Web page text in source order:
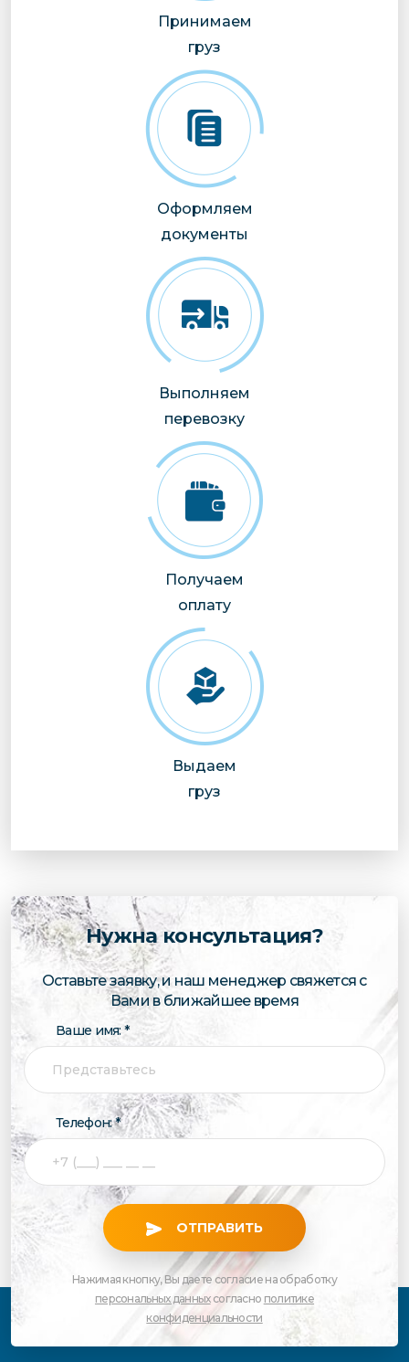
Принимаем
груз
Оформляем
документы
Выполняем
перевозку
Получаем
оплату
Выдаем
груз
Нужна консультация?
Оставьте заявку, и наш менеджер свяжется с
Вами в ближайшее время
Ваше имя: *
Телефон: *
ОТПРАВИТЬ
Нажимая кнопку, Вы даете согласие на обработку
персональных данныхсогласно политике
конфиденциальности